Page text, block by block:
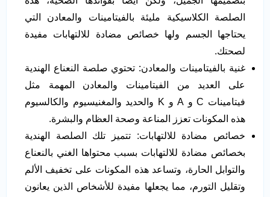
الصلصة الكلاسيكية مليئة بالفيتامينات والمعادن التي
يحتاجها الجسم ولها خصائص مضادة للالتهابات مفيدة
لصحتك.
غنية بالفيتامينات والمعادن: تحتوي صلصة النعناع الهندية
على العديد من الفيتامينات والمعادن المهمة مثل
فيتامينات C و A و K والحديد والمغنيسيوم والكالسيوم
هذه المكونات تعزز المناعة وصحة العظام والبشرة.
خصائص مضادة للالتهابات: تتميز تلك الصلصة الهندية
بخصائص مضادة للالتهابات بسبب محتواها الغني بالنعناع
والتوابل الحارة، وتساعد هذه المكونات على تخفيف الألم
وتقليل التورم، مما يجعلها مفيدة للأشخاص الذين يعانون